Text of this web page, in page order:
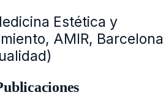
Estética y
AMIR, Barcelona